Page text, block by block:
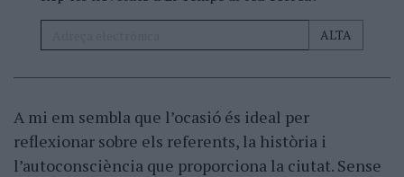
A mi em sembla que l’ocasió és ideal per
reflexionar sobre els referents, la història i
l’autoconsciència que proporciona la ciutat. Sense